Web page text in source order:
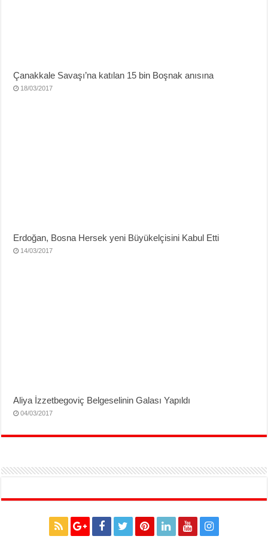
Çanakkale Savaşı’na katılan 15 bin Boşnak anısına
18/03/2017
Erdoğan, Bosna Hersek yeni Büyükelçisini Kabul Etti
14/03/2017
Aliya İzzetbegoviç Belgeselinin Galası Yapıldı
04/03/2017